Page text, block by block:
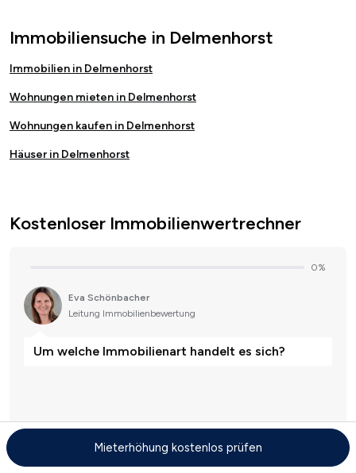
Immobiliensuche in Delmenhorst
Immobilien in Delmenhorst
Wohnungen mieten in Delmenhorst
Wohnungen kaufen in Delmenhorst
Häuser in Delmenhorst
Kostenloser Immobilienwertrechner
Mieterhöhung kostenlos prüfen